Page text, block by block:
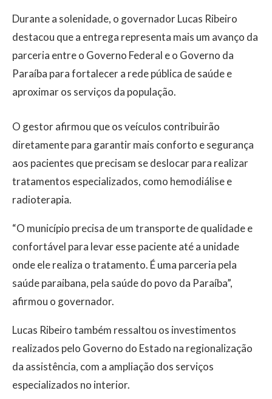
Durante a solenidade, o governador Lucas Ribeiro
destacou que a entrega representa mais um avanço da
parceria entre o Governo Federal e o Governo da
Paraíba para fortalecer a rede pública de saúde e
aproximar os serviços da população.
O gestor afirmou que os veículos contribuirão
diretamente para garantir mais conforto e segurança
aos pacientes que precisam se deslocar para realizar
tratamentos especializados, como hemodiálise e
radioterapia.
“O município precisa de um transporte de qualidade e
confortável para levar esse paciente até a unidade
onde ele realiza o tratamento. É uma parceria pela
saúde paraibana, pela saúde do povo da Paraíba”,
afirmou o governador.
Lucas Ribeiro também ressaltou os investimentos
realizados pelo Governo do Estado na regionalização
da assistência, com a ampliação dos serviços
especializados no interior.